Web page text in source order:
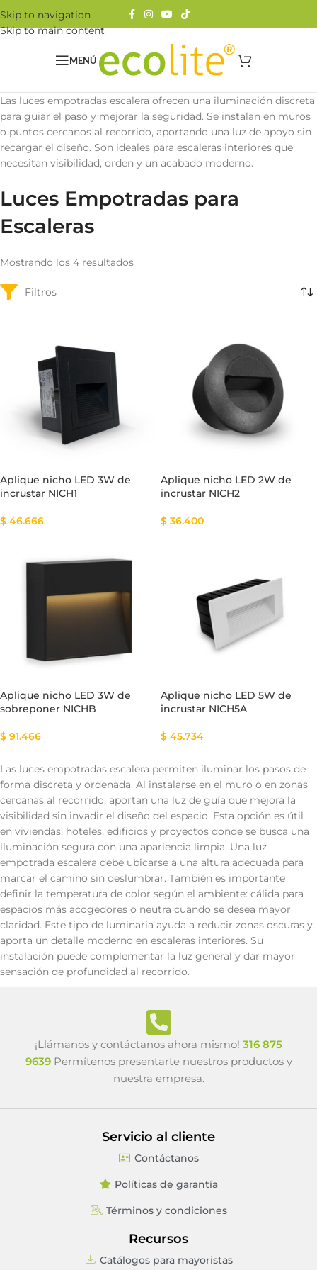
Skip to navigation
Skip to main content
MENÚ
Las luces empotradas escalera ofrecen una iluminación discreta
para guiar el paso y mejorar la seguridad. Se instalan en muros
o puntos cercanos al recorrido, aportando una luz de apoyo sin
recargar el diseño. Son ideales para escaleras interiores que
necesitan visibilidad, orden y un acabado moderno.
Luces Empotradas para
Escaleras
Mostrando los 4 resultados
Aplique nicho LED 3W de
incrustar NICH1
$ 46.666
Aplique nicho LED 2W de
incrustar NICH2
$ 36.400
Aplique nicho LED 3W de
sobreponer NICHB
$ 91.466
Aplique nicho LED 5W de
incrustar NICH5A
$ 45.734
Las luces empotradas escalera permiten iluminar los pasos de
forma discreta y ordenada. Al instalarse en el muro o en zonas
cercanas al recorrido, aportan una luz de guía que mejora la
visibilidad sin invadir el diseño del espacio. Esta opción es útil
en viviendas, hoteles, edificios y proyectos donde se busca una
iluminación segura con una apariencia limpia. Una luz
empotrada escalera debe ubicarse a una altura adecuada para
marcar el camino sin deslumbrar. También es importante
definir la temperatura de color según el ambiente: cálida para
espacios más acogedores o neutra cuando se desea mayor
claridad. Este tipo de luminaria ayuda a reducir zonas oscuras y
aporta un detalle moderno en escaleras interiores. Su
instalación puede complementar la luz general y dar mayor
sensación de profundidad al recorrido.
¡Llámanos y contáctanos ahora mismo! 316 875
9639Permítenos presentarte nuestros productos y
nuestra empresa.
Servicio al cliente
Contáctanos
Políticas de garantía
Términos y condiciones
Recursos
Catálogos para mayoristas